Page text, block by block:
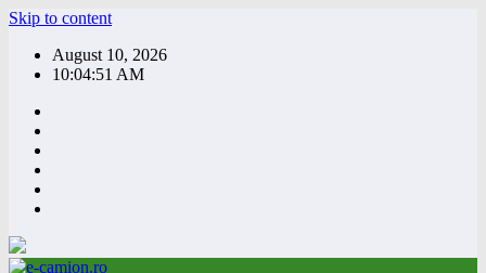
Skip to content
August 10, 2026
10:04:52 AM